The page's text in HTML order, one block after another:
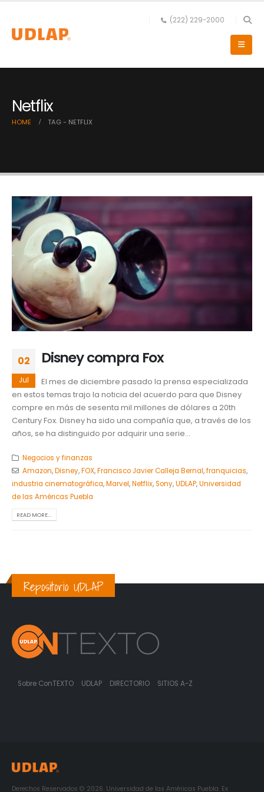
(222) 229-2000
Netflix
HOME TAG - NETFLIX
02
Jul
Disney compra Fox
El mes de diciembre pasado la prensa especializada
en estos temas trajo la noticia del acuerdo para que Disney
compre en más de sesenta mil millones de dólares a 20th
Century Fox. Disney ha sido una compañía que, a través de los
años, se ha distinguido por adquirir una serie...
Negocios y finanzas
Amazon,Disney,FOX,Francisco Javier Calleja Bernal,franquicias,
industria cinematográfica,Marvel,Netflix,Sony,UDLAP,Universidad
de las Américas Puebla
READ MORE...
Repositorio UDLAP
Sobre ConTEXTO UDLAP DIRECTORIO SITIOS A-Z
Derechos Reservados © 2026. Universidad de las Américas Puebla. Ex